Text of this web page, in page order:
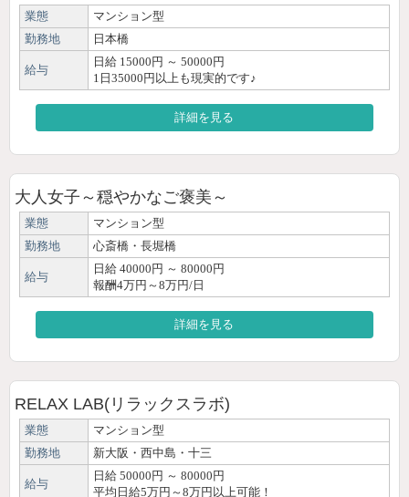
業態
マンション型
勤務地
日本橋
給与
日給 15000円 ～ 50000円
1日35000円以上も現実的です♪
詳細を見る
大人女子～穏やかなご褒美～
業態
マンション型
勤務地
心斎橋・長堀橋
給与
日給 40000円 ～ 80000円
報酬4万円～8万円/日
詳細を見る
RELAX LAB(リラックスラボ)
業態
マンション型
勤務地
新大阪・西中島・十三
給与
日給 50000円 ～ 80000円
平均日給5万円～8万円以上可能！